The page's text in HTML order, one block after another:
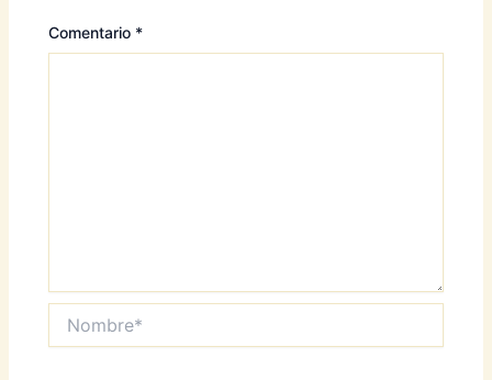
Comentario *